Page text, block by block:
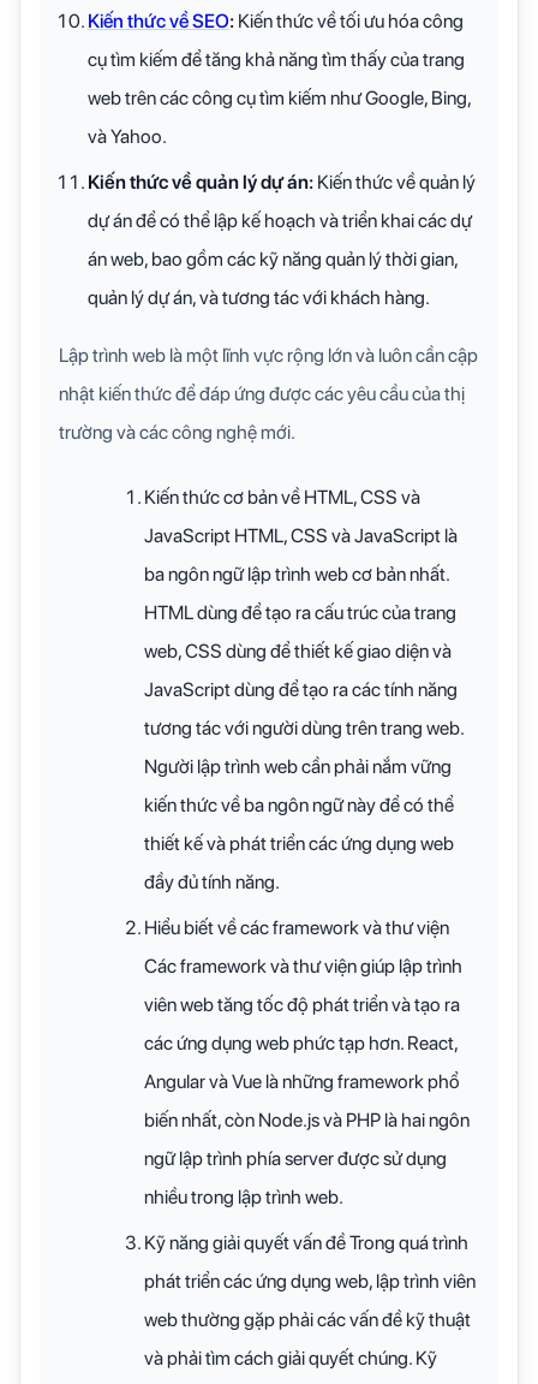
Kiến thức về SEO: Kiến thức về tối ưu hóa công
cụ tìm kiếm để tăng khả năng tìm thấy của trang
web trên các công cụ tìm kiếm như Google, Bing,
và Yahoo.
Kiến thức về quản lý dự án: Kiến thức về quản lý
dự án để có thể lập kế hoạch và triển khai các dự
án web, bao gồm các kỹ năng quản lý thời gian,
quản lý dự án, và tương tác với khách hàng.
Lập trình web là một lĩnh vực rộng lớn và luôn cần cập
nhật kiến thức để đáp ứng được các yêu cầu của thị
trường và các công nghệ mới.
Kiến thức cơ bản về HTML, CSS và
JavaScript HTML, CSS và JavaScript là
ba ngôn ngữ lập trình web cơ bản nhất.
HTML dùng để tạo ra cấu trúc của trang
web, CSS dùng để thiết kế giao diện và
JavaScript dùng để tạo ra các tính năng
tương tác với người dùng trên trang web.
Người lập trình web cần phải nắm vững
kiến thức về ba ngôn ngữ này để có thể
thiết kế và phát triển các ứng dụng web
đầy đủ tính năng.
Hiểu biết về các framework và thư viện
Các framework và thư viện giúp lập trình
viên web tăng tốc độ phát triển và tạo ra
các ứng dụng web phức tạp hơn. React,
Angular và Vue là những framework phổ
biến nhất, còn Node.js và PHP là hai ngôn
ngữ lập trình phía server được sử dụng
nhiều trong lập trình web.
Kỹ năng giải quyết vấn đề Trong quá trình
phát triển các ứng dụng web, lập trình viên
web thường gặp phải các vấn đề kỹ thuật
và phải tìm cách giải quyết chúng. Kỹ